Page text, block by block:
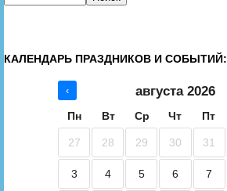
КАЛЕНДАРЬ ПРАЗДНИКОВ И СОБЫТИЙ:
‹ августа 2026
Пн Вт Ср Чт Пт
27 28 29 30 31
3 4 5 6 7